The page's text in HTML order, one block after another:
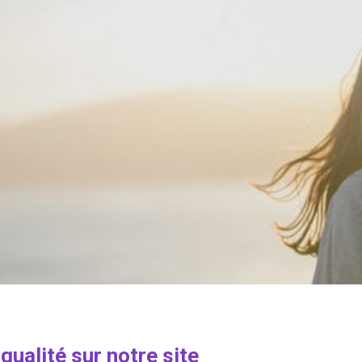
sur notre site